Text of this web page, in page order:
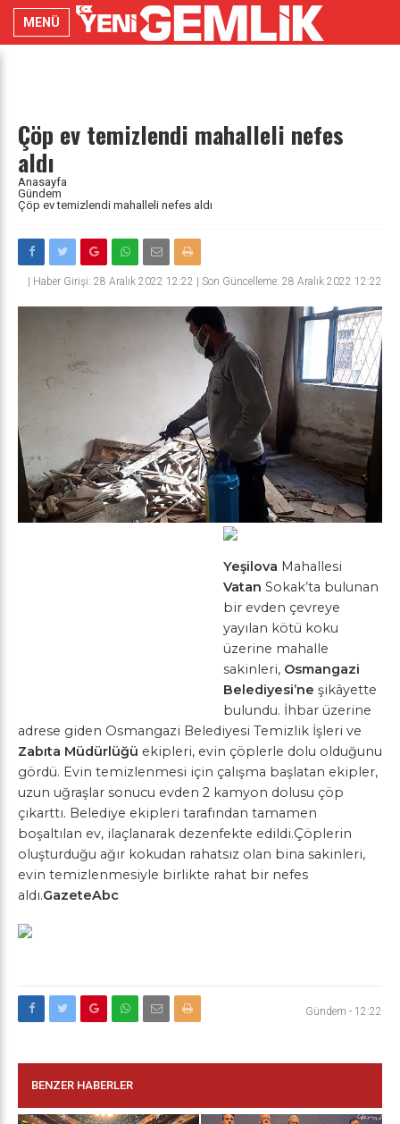
MENÜ
Çöp ev temizlendi mahalleli nefes
aldı
Anasayfa
Gündem
Çöp ev temizlendi mahalleli nefes aldı
Haber Girişi: 28 Aralık 2022 12:22 | Son Güncelleme: 28 Aralık 2022 12:22
Yeşilova Mahallesi
Vatan Sokak’ta bulunan
bir evden çevreye
yayılan kötü koku
üzerine mahalle
sakinleri, Osmangazi
Belediyesi’ne şikâyette
bulundu. İhbar üzerine
adrese giden Osmangazi Belediyesi Temizlik İşleri ve
Zabıta Müdürlüğü ekipleri, evin çöplerle dolu olduğunu
gördü. Evin temizlenmesi için çalışma başlatan ekipler,
uzun uğraşlar sonucu evden 2 kamyon dolusu çöp
çıkarttı. Belediye ekipleri tarafından tamamen
boşaltılan ev, ilaçlanarak dezenfekte edildi.Çöplerin
oluşturduğu ağır kokudan rahatsız olan bina sakinleri,
evin temizlenmesiyle birlikte rahat bir nefes
aldı.GazeteAbc
Gündem - 12:22
BENZER HABERLER